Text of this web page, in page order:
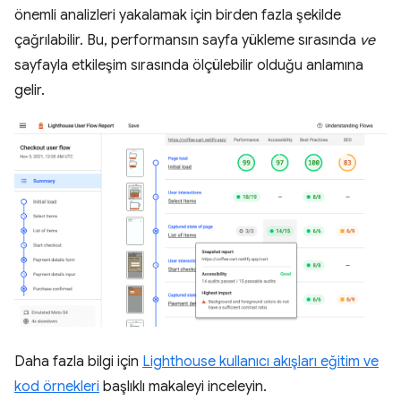
önemli analizleri yakalamak için birden fazla şekilde
çağrılabilir. Bu, performansın sayfa yükleme sırasında ve
sayfayla etkileşim sırasında ölçülebilir olduğu anlamına
gelir.
Daha fazla bilgi için Lighthouse kullanıcı akışları eğitim ve
kod örnekleri başlıklı makaleyi inceleyin.